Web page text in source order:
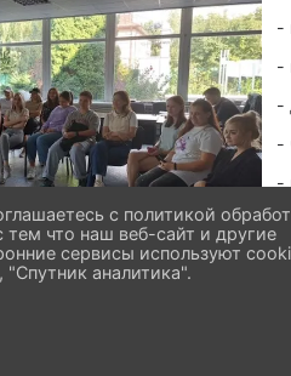
-
-
-
-
-
с политикой
что наш веб-сайт и другие
сервисы используют
"Спутник аналитика".